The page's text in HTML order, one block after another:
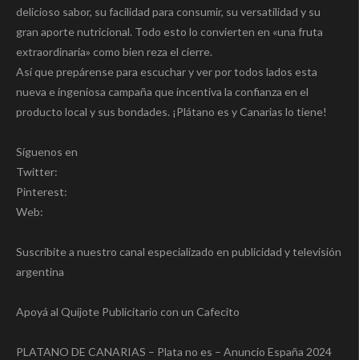
delicioso sabor, su facilidad para consumir, su versatilidad y su
gran aporte nutricional. Todo esto lo convierten en «una fruta
extraordinaria» como bien reza el cierre.
Así que prepárense para escuchar y ver por todos lados esta
nueva e ingeniosa campaña que incentiva la confianza en el
producto local y sus bondades. ¡Plátano es y Canarias lo tiene!
Síguenos en
Twitter:
Pinterest:
Web:
Suscribite a nuestro canal especializado en publicidad y televisión
argentina
Apoyá al Quijote Publicitario con un Cafecito
PLATANO DE CANARIAS – Plata no es – Anuncio España 2024